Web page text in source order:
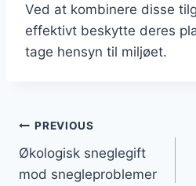
Ved at kombinere disse
effektivt beskytte deres
tage hensyn til miljøet.
PREVIOUS
Økologisk sneglegift
mod snegleproblemer